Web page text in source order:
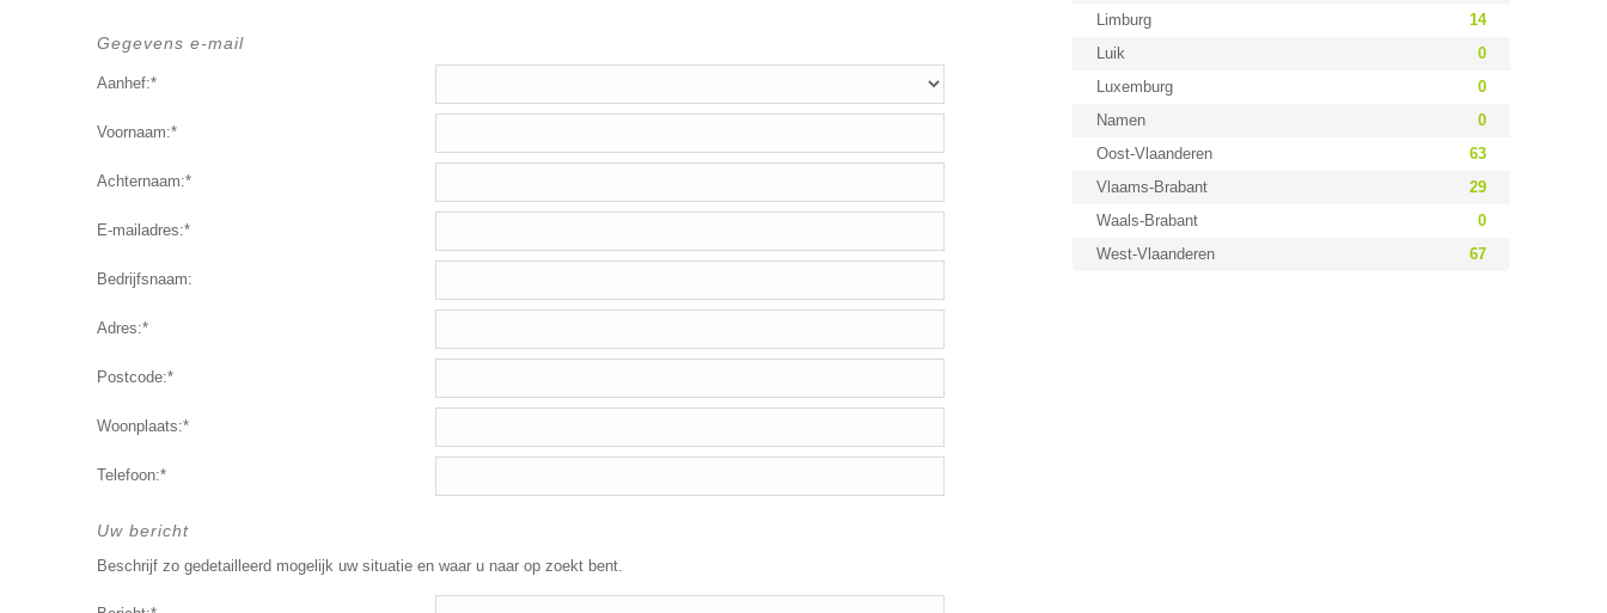
Limburg
14
Luik
0
Luxemburg
0
Namen
0
Oost-Vlaanderen
63
Vlaams-Brabant
29
Waals-Brabant
0
West-Vlaanderen
67
Gegevens e-mail
Aanhef:*
Voornaam:*
Achternaam:*
E-mailadres:*
Bedrijfsnaam:
Adres:*
Postcode:*
Woonplaats:*
Telefoon:*
Uw bericht
Beschrijf zo gedetailleerd mogelijk uw situatie en waar u naar op zoekt bent.